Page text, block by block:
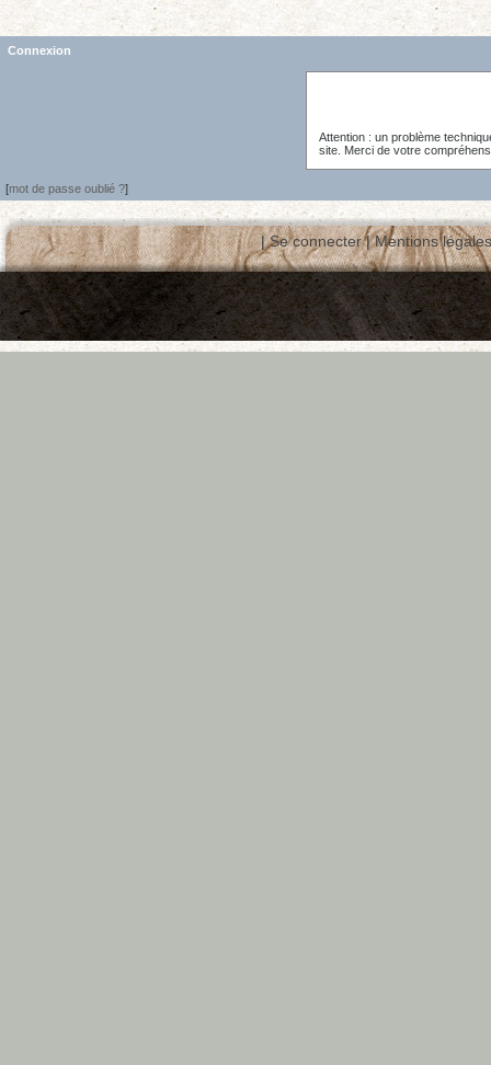
Connexion
Attention : un problème
site. Merci de votre
[mot de passe oublié ?]
|Se connecter|Mentions légales